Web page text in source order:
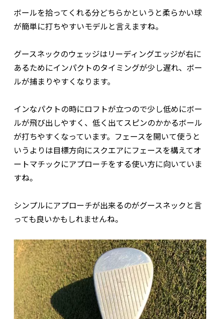
ボールを拾ってくれる分どちらかというと柔らかい球
が簡単に打ちやすいモデルと言えますね。
グースネックのウェッジはリーディングエッジが右に
あるためにインパクトのタイミングが少し遅れ、ボー
ルが捕まりやすくなります。
インなパクトの時にロフトが立つので少し低めにボー
ルが飛び出しやすく、低く出てスピンのかかるボール
が打ちやすくなっています。フェースを開いて使うと
いうよりは目標方向にスクエアにフェースを構えてオ
ートマチックにアプローチをする使い方に向いていま
すね。
シンプルにアプローチが出来るのがグースネックと言
っても良いかもしれませんね。